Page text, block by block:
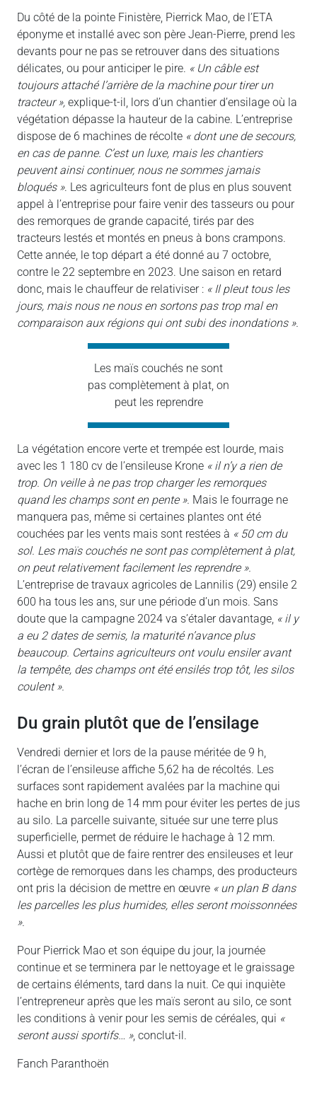
Du côté de la pointe Finistère, Pierrick Mao, de l’ETA
éponyme et installé avec son père Jean-Pierre, prend les
devants pour ne pas se retrouver dans des situations
délicates, ou pour anticiper le pire. « Un câble est
toujours attaché l’arrière de la machine pour tirer un
tracteur », explique-t-il, lors d’un chantier d’ensilage où la
végétation dépasse la hauteur de la cabine. L’entreprise
dispose de 6 machines de récolte « dont une de secours,
en cas de panne. C’est un luxe, mais les chantiers
peuvent ainsi continuer, nous ne sommes jamais
bloqués ». Les agriculteurs font de plus en plus souvent
appel à l’entreprise pour faire venir des tasseurs ou pour
des remorques de grande capacité, tirés par des
tracteurs lestés et montés en pneus à bons crampons.
Cette année, le top départ a été donné au 7 octobre,
contre le 22 septembre en 2023. Une saison en retard
donc, mais le chauffeur de relativiser : « Il pleut tous les
jours, mais nous ne nous en sortons pas trop mal en
comparaison aux régions qui ont subi des inondations ».
Les maïs couchés ne sont
pas complètement à plat, on
peut les reprendre
La végétation encore verte et trempée est lourde, mais
avec les 1 180 cv de l’ensileuse Krone « il n’y a rien de
trop. On veille à ne pas trop charger les remorques
quand les champs sont en pente ». Mais le fourrage ne
manquera pas, même si certaines plantes ont été
couchées par les vents mais sont restées à « 50 cm du
sol. Les maïs couchés ne sont pas complètement à plat,
on peut relativement facilement les reprendre ».
L’entreprise de travaux agricoles de Lannilis (29) ensile 2
600 ha tous les ans, sur une période d’un mois. Sans
doute que la campagne 2024 va s’étaler davantage, « il y
a eu 2 dates de semis, la maturité n’avance plus
beaucoup. Certains agriculteurs ont voulu ensiler avant
la tempête, des champs ont été ensilés trop tôt, les silos
coulent ».
du grain plutôt que de l’ensilage
Vendredi dernier et lors de la pause méritée de 9 h,
l’écran de l’ensileuse affiche 5,62 ha de récoltés. Les
surfaces sont rapidement avalées par la machine qui
hache en brin long de 14 mm pour éviter les pertes de jus
au silo. La parcelle suivante, située sur une terre plus
superficielle, permet de réduire le hachage à 12 mm.
Aussi et plutôt que de faire rentrer des ensileuses et leur
cortège de remorques dans les champs, des producteurs
ont pris la décision de mettre en œuvre « un plan B dans
les parcelles les plus humides, elles seront moissonnées
».
Pour Pierrick Mao et son équipe du jour, la journée
continue et se terminera par le nettoyage et le graissage
de certains éléments, tard dans la nuit. Ce qui inquiète
l’entrepreneur après que les maïs seront au silo, ce sont
les conditions à venir pour les semis de céréales, qui «
seront aussi sportifs… », conclut-il.
Fanch Paranthoën